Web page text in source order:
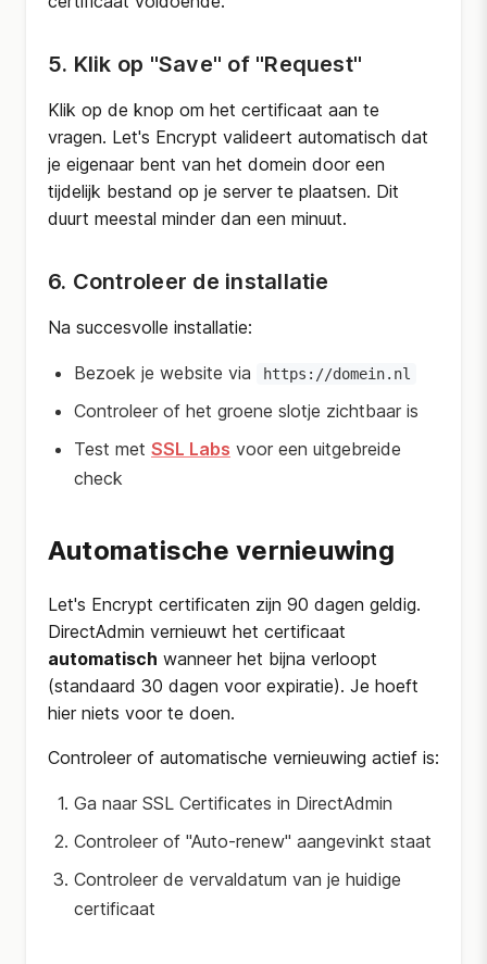
5. Klik op "Save" of "Request"
Klik op de knop om het certificaat aan te
vragen. Let's Encrypt valideert automatisch dat
je eigenaar bent van het domein door een
tijdelijk bestand op je server te plaatsen. Dit
duurt meestal minder dan een minuut.
6. Controleer de installatie
Na succesvolle installatie:
Bezoek je website via https://domein.nl
Controleer of het groene slotje zichtbaar is
Test met SSL Labs voor een uitgebreide
check
Automatische vernieuwing
Let's Encrypt certificaten zijn 90 dagen geldig.
DirectAdmin vernieuwt het certificaat
automatisch wanneer het bijna verloopt
(standaard 30 dagen voor expiratie). Je hoeft
hier niets voor te doen.
Controleer of automatische vernieuwing actief is:
Ga naar SSL Certificates in DirectAdmin
Controleer of "Auto-renew" aangevinkt staat
Controleer de vervaldatum van je huidige
certificaat